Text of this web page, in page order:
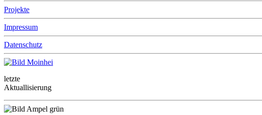
Projekte
Impressum
Datenschutz
letzte
Aktuallisierung